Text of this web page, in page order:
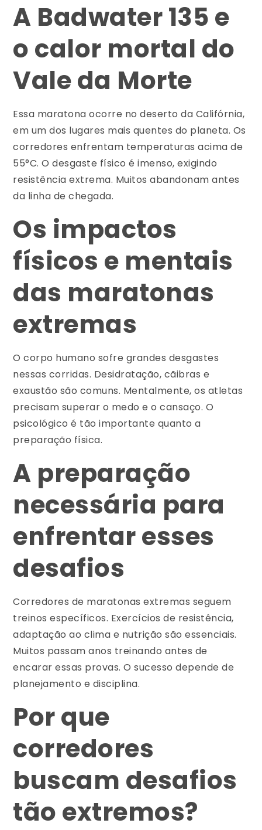
A Badwater 135 e
o calor mortal do
Vale da Morte
Essa maratona ocorre no deserto da Califórnia,
em um dos lugares mais quentes do planeta. Os
corredores enfrentam temperaturas acima de
55°C. O desgaste físico é imenso, exigindo
resistência extrema. Muitos abandonam antes
da linha de chegada.
Os impactos
físicos e mentais
das maratonas
extremas
O corpo humano sofre grandes desgastes
nessas corridas. Desidratação, cãibras e
exaustão são comuns. Mentalmente, os atletas
precisam superar o medo e o cansaço. O
psicológico é tão importante quanto a
preparação física.
A preparação
necessária para
enfrentar esses
desafios
Corredores de maratonas extremas seguem
treinos específicos. Exercícios de resistência,
adaptação ao clima e nutrição são essenciais.
Muitos passam anos treinando antes de
encarar essas provas. O sucesso depende de
planejamento e disciplina.
Por que
corredores
buscam desafios
tão extremos?